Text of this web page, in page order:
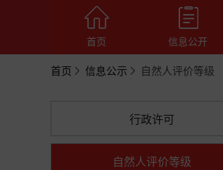
首页 信息公开
首页 信息公示 自然人评价等级
行政许可
自然人评价等级